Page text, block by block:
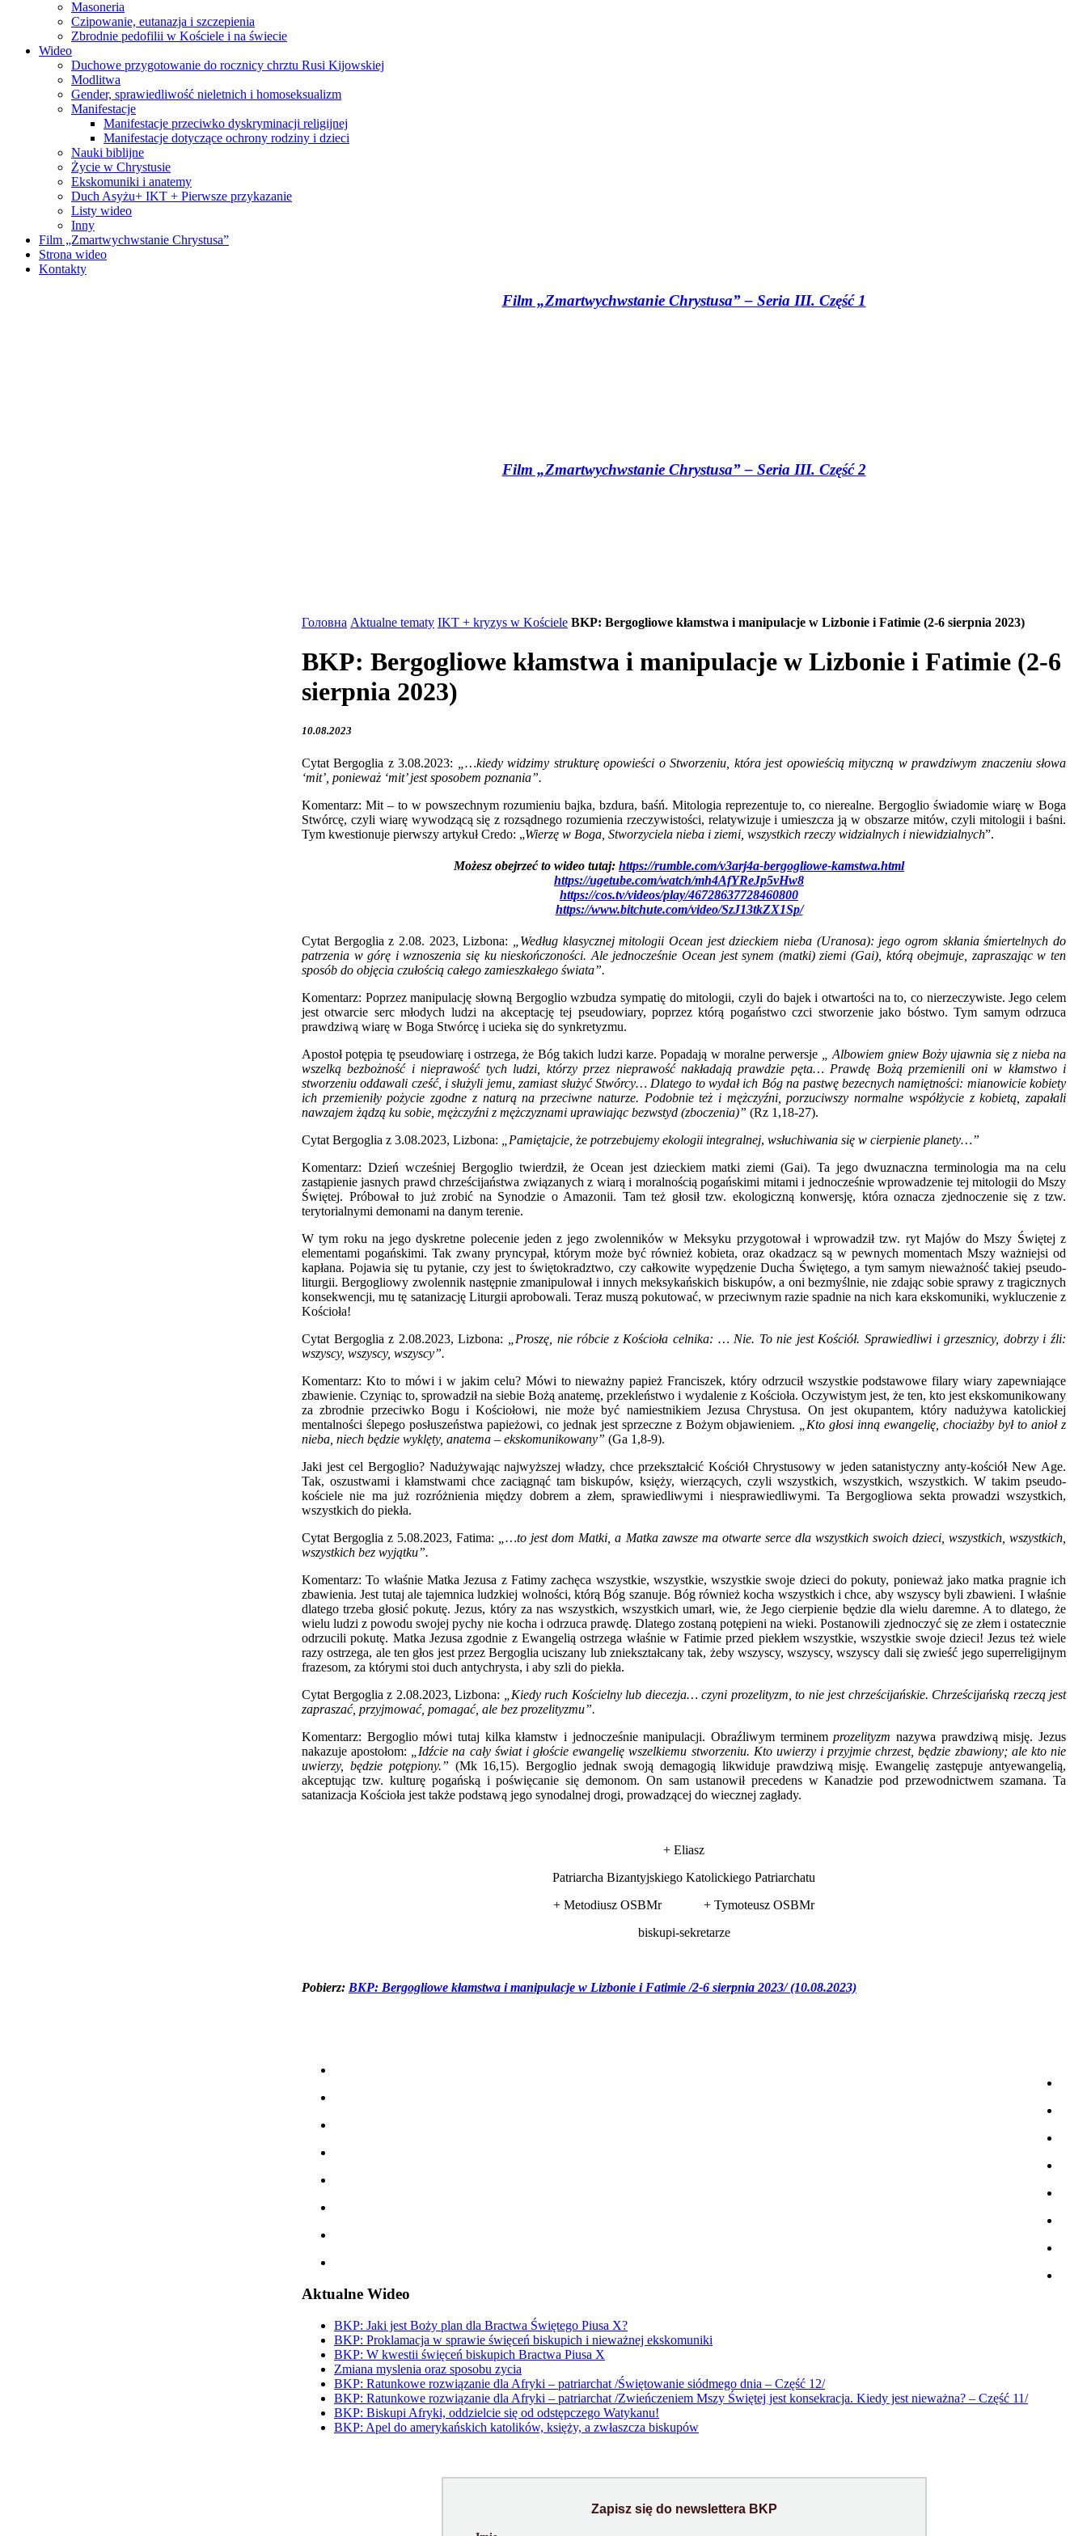
Masoneria
Czipowanie, eutanazja i szczepienia
Zbrodnie pedofilii w Kościele i na świecie
Wideo
Duchowe przygotowanie do rocznicy chrztu Rusi Kijowskiej
Modlitwa
Gender, sprawiedliwość nieletnich i homoseksualizm
Manifestacje
Manifestacje przeciwko dyskryminacji religijnej
Manifestacje dotyczące ochrony rodziny i dzieci
Nauki biblijne
Życie w Chrystusie
Ekskomuniki i anatemy
Duch Asyżu+ IKT + Pierwsze przykazanie
Listy wideo
Inny
Film „Zmartwychwstanie Chrystusa”
Strona wideo
Kontakty
Film „Zmartwychwstanie Chrystusa” – Seria III. Część 1
Film „Zmartwychwstanie Chrystusa” – Seria III. Część 2
Головна Aktualne tematy IKT + kryzys w Kościele BKP: Bergogliowe kłamstwa i manipulacje w Lizbonie i Fatimie (2-6 sierpnia 2023)
BKP: Bergogliowe kłamstwa i manipulacje w Lizbonie i Fatimie (2-6
sierpnia 2023)
10.08.2023
Cytat Bergoglia z 3.08.2023:
„…kiedy widzimy strukturę opowieści o Stworzeniu, która jest opowieścią mityczną w prawdziwym znaczeniu słowa
‘mit’, ponieważ ‘mit’ jest sposobem poznania”.
Komentarz: Mit – to w powszechnym rozumieniu bajka, bzdura, baśń. Mitologia reprezentuje to, co nierealne. Bergoglio świadomie wiarę w Boga
Stwórcę, czyli wiarę wywodzącą się z rozsądnego rozumienia rzeczywistości, relatywizuje i umieszcza ją w obszarze mitów, czyli mitologii i baśni.
Tym kwestionuje pierwszy artykuł Credo: „Wierzę w Boga, Stworzyciela nieba i ziemi, wszystkich rzeczy widzialnych i niewidzialnych”.
Możesz obejrzeć to wideo tutaj: https://rumble.com/v3arj4a-bergogliowe-kamstwa.html
https://ugetube.com/watch/mh4AfYReJp5vHw8
https://cos.tv/videos/play/46728637728460800
https://www.bitchute.com/video/SzJ13tkZX1Sp/
Cytat Bergoglia z 2.08. 2023, Lizbona:
„Według klasycznej mitologii Ocean jest dzieckiem nieba (Uranosa): jego ogrom skłania śmiertelnych do
patrzenia w górę i wznoszenia się ku nieskończoności. Ale jednocześnie Ocean jest synem (matki) ziemi (Gai), którą obejmuje, zapraszając w ten
sposób do objęcia czułością całego zamieszkałego świata”.
Komentarz: Poprzez manipulację słowną Bergoglio wzbudza sympatię do mitologii, czyli do bajek i otwartości na to, co nierzeczywiste. Jego celem
jest otwarcie serc młodych ludzi na akceptację tej pseudowiary, poprzez którą pogaństwo czci stworzenie jako bóstwo. Tym samym odrzuca
prawdziwą wiarę w Boga Stwórcę i ucieka się do synkretyzmu.
Apostoł potępia tę pseudowiarę i ostrzega, że Bóg takich ludzi karze. Popadają w moralne perwersje
Albowiem gniew Boży ujawnia się z nieba na
wszelką bezbożność i nieprawość tych ludzi, którzy przez nieprawość nakładają prawdzie pęta… Prawdę Bożą przemienili oni w kłamstwo i
stworzeniu oddawali cześć, i służyli jemu, zamiast służyć Stwórcy… Dlatego to wydał ich Bóg na pastwę bezecnych namiętności: mianowicie kobiety
ich przemieniły pożycie zgodne z naturą na przeciwne naturze. Podobnie też i mężczyźni, porzuciwszy normalne współżycie z kobietą, zapałali
nawzajem żądzą ku sobie, mężczyźni z mężczyznami uprawiając bezwstyd (zboczenia)” (Rz 1,18-27).
Cytat Bergoglia z 3.08.2023, Lizbona:
„Pamiętajcie, że potrzebujemy ekologii integralnej, wsłuchiwania się w cierpienie planety…”
Komentarz: Dzień wcześniej Bergoglio twierdził, że Ocean jest dzieckiem matki ziemi (Gai). Ta jego dwuznaczna terminologia ma na celu
zastąpienie jasnych prawd chrześcijaństwa związanych z wiarą i moralnością pogańskimi mitami i jednocześnie wprowadzenie tej mitologii do Mszy
Świętej. Próbował to już zrobić na Synodzie o Amazonii. Tam też głosił tzw. ekologiczną konwersję, która oznacza zjednoczenie się z tzw.
terytorialnymi demonami na danym terenie.
W tym roku na jego dyskretne polecenie jeden z jego zwolenników w Meksyku przygotował i wprowadził tzw. ryt Majów do Mszy Świętej z
elementami pogańskimi. Tak zwany pryncypał, którym może być również kobieta, oraz okadzacz są w pewnych momentach Mszy ważniejsi od
kapłana. Pojawia się tu pytanie, czy jest to świętokradztwo, czy całkowite wypędzenie Ducha Świętego, a tym samym nieważność takiej pseudo-
liturgii. Bergogliowy zwolennik następnie zmanipulował i innych meksykańskich biskupów, a oni bezmyślnie, nie zdając sobie sprawy z tragicznych
konsekwencji, mu tę satanizację Liturgii aprobowali. Teraz muszą pokutować, w przeciwnym razie spadnie na nich kara ekskomuniki, wykluczenie z
Kościoła!
Cytat Bergoglia z 2.08.2023, Lizbona:
„Proszę, nie róbcie z Kościoła celnika: … Nie. To nie jest Kościół. Sprawiedliwi i grzesznicy, dobrzy i źli:
wszyscy, wszyscy, wszyscy”.
Komentarz: Kto to mówi i w jakim celu? Mówi to nieważny papież Franciszek, który odrzucił wszystkie podstawowe filary wiary zapewniające
zbawienie. Czyniąc to, sprowadził na siebie Bożą anatemę, przekleństwo i wydalenie z Kościoła. Oczywistym jest, że ten, kto jest ekskomunikowany
za zbrodnie przeciwko Bogu i Kościołowi, nie może być namiestnikiem Jezusa Chrystusa. On jest okupantem, który nadużywa katolickiej
mentalności ślepego posłuszeństwa papieżowi, co jednak jest sprzeczne z Bożym objawieniem. „Kto głosi inną ewangelię, chociażby był to anioł z
nieba, niech będzie wyklęty, anatema – ekskomunikowany” (Ga 1,8-9).
Jaki jest cel Bergoglio? Nadużywając najwyższej władzy, chce przekształcić Kościół Chrystusowy w jeden satanistyczny anty-kościół New Age.
Tak, oszustwami i kłamstwami chce zaciągnąć tam biskupów, księży, wierzących, czyli wszystkich, wszystkich, wszystkich. W takim pseudo-
kościele nie ma już rozróżnienia między dobrem a złem, sprawiedliwymi i niesprawiedliwymi. Ta Bergogliowa sekta prowadzi wszystkich,
wszystkich do piekła.
Cytat Bergoglia z 5.08.2023, Fatima:
„…to jest dom Matki, a Matka zawsze ma otwarte serce dla wszystkich swoich dzieci, wszystkich, wszystkich,
wszystkich bez wyjątku”.
Komentarz: To właśnie Matka Jezusa z Fatimy zachęca wszystkie, wszystkie, wszystkie swoje dzieci do pokuty, ponieważ jako matka pragnie ich
zbawienia. Jest tutaj ale tajemnica ludzkiej wolności, którą Bóg szanuje. Bóg również kocha wszystkich i chce, aby wszyscy byli zbawieni. I właśnie
dlatego trzeba głosić pokutę. Jezus, który za nas wszystkich, wszystkich umarł, wie, że Jego cierpienie będzie dla wielu daremne. A to dlatego, że
wielu ludzi z powodu swojej pychy nie kocha i odrzuca prawdę. Dlatego zostaną potępieni na wieki. Postanowili zjednoczyć się ze złem i ostatecznie
odrzucili pokutȩ. Matka Jezusa zgodnie z Ewangelią ostrzega właśnie w Fatimie przed piekłem wszystkie, wszystkie swoje dzieci! Jezus też wiele
razy ostrzega, ale ten głos jest przez Bergoglia uciszany lub zniekształcany tak, żeby wszyscy, wszyscy, wszyscy dali się zwieść jego superreligijnym
frazesom, za którymi stoi duch antychrysta, i aby szli do piekła.
Cytat Bergoglia z 2.08.2023, Lizbona:
„Kiedy ruch Kościelny lub diecezja… czyni prozelityzm, to nie jest chrześcijańskie. Chrześcijańską rzeczą jest
zapraszać, przyjmować, pomagać, ale bez prozelityzmu”.
Komentarz: Bergoglio mówi tutaj kilka kłamstw i jednocześnie manipulacji. Obraźliwym terminemprozelityzm nazywa prawdziwą misję. Jezus
nakazuje apostołom:
„Idźcie na cały świat i głoście ewangelię wszelkiemu stworzeniu. Kto uwierzy i przyjmie chrzest, będzie zbawiony; ale kto nie
uwierzy, będzie potȩpiony.” (Mk 16,15). Bergoglio jednak swoją demagogią likwiduje prawdziwą misję. Ewangelię zastępuje antyewangelią,
akceptując tzw. kulturę pogańską i poświęcanie się demonom. On sam ustanowił precedens w Kanadzie pod przewodnictwem szamana. Ta
satanizacja Kościoła jest także podstawą jego synodalnej drogi, prowadzącej do wiecznej zagłady.
+ Eliasz
Patriarcha Bizantyjskiego Katolickiego Patriarchatu
+ Metodiusz OSBMr + Tymoteusz OSBMr
biskupi-sekretarze
Pobierz: BKP: Bergogliowe kłamstwa i manipulacje w Lizbonie i Fatimie /2-6 sierpnia 2023/ (10.08.2023)
Aktualne Wideo
BKP: Jaki jest Boży plan dla Bractwa Świętego Piusa X?
BKP: Proklamacja w sprawie święceń biskupich i nieważnej ekskomuniki
BKP: W kwestii święceń biskupich Bractwa Piusa X
Zmiana myslenia oraz sposobu zycia
BKP: Ratunkowe rozwiązanie dla Afryki – patriarchat /Świętowanie siódmego dnia – Część 12/
BKP: Ratunkowe rozwiązanie dla Afryki – patriarchat /Zwieńczeniem Mszy Świętej jest konsekracja. Kiedy jest nieważna? – Część 11/
BKP: Biskupi Afryki, oddzielcie się od odstępczego Watykanu!
BKP: Apel do amerykańskich katolików, księży, a zwłaszcza biskupów
Zapisz się do newslettera BKP